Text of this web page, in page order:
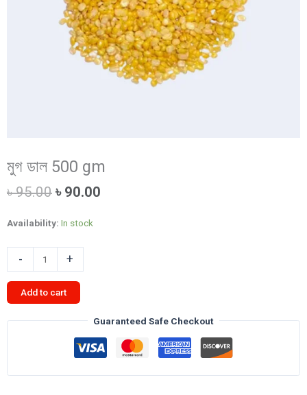
মুগ ডাল 500 gm
৳95.00 Original
was:
৳ 90.00
Availability: In stock
-
ডাল
500
gm
+
Add to cart
Guaranteed Safe Checkout